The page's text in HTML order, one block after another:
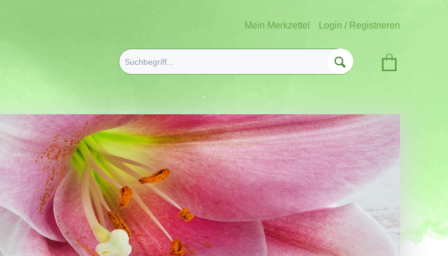
Mein Merkzettel Login / Registrieren